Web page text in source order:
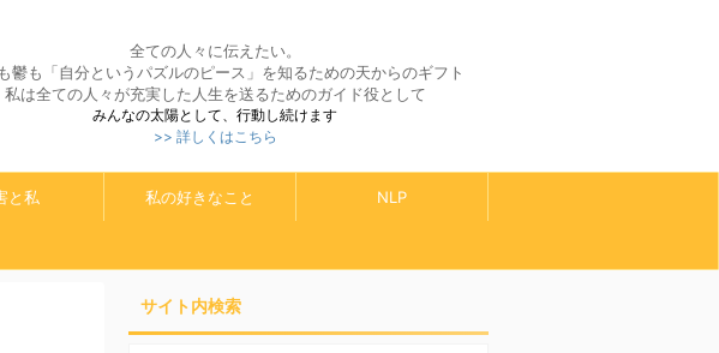
全ての人々に伝えたい。
鬱も「自分というパズルのピース」を知るための天からのギフト
私は全ての人々が充実した人生を送るためのガイド役として
みんなの太陽として、行動し続けます
>> 詳しくはこちら
と私 私の好きなこと NLP
サイト内検索